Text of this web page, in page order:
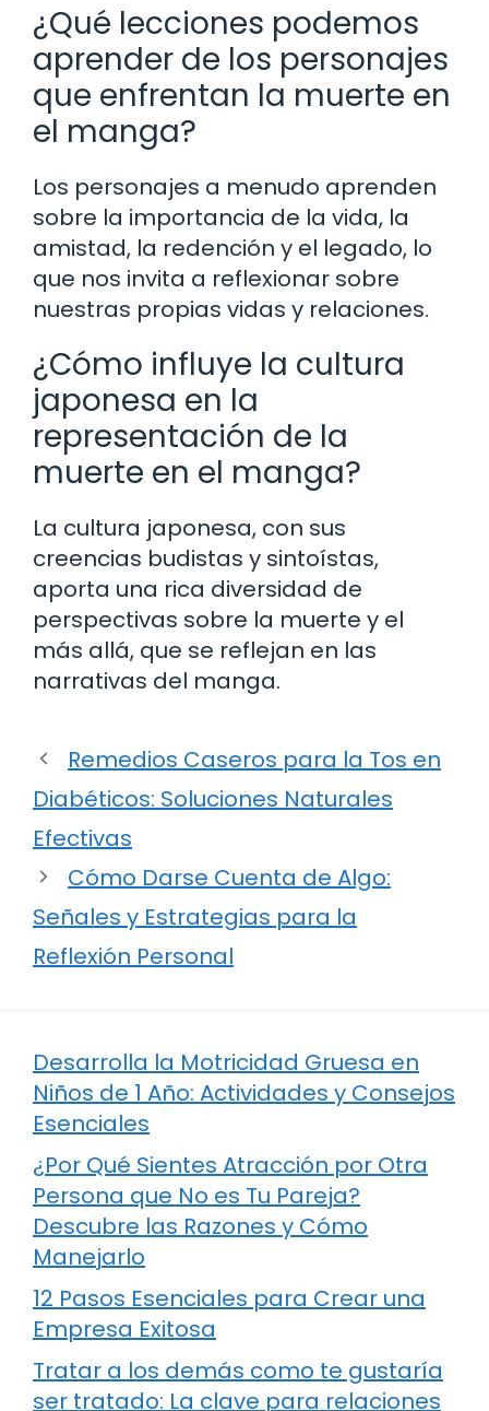
¿Qué lecciones podemos
aprender de los personajes
que enfrentan la muerte en
el manga?
Los personajes a menudo aprenden
sobre la importancia de la vida, la
amistad, la redención y el legado, lo
que nos invita a reflexionar sobre
nuestras propias vidas y relaciones.
¿Cómo influye la cultura
japonesa en la
representación de la
muerte en el manga?
La cultura japonesa, con sus
creencias budistas y sintoístas,
aporta una rica diversidad de
perspectivas sobre la muerte y el
más allá, que se reflejan en las
narrativas del manga.
Remedios Caseros para la Tos en
Diabéticos: Soluciones Naturales
Efectivas
Cómo Darse Cuenta de Algo:
Señales y Estrategias para la
Reflexión Personal
Desarrolla la Motricidad Gruesa en
Niños de 1 Año: Actividades y Consejos
Esenciales
¿Por Qué Sientes Atracción por Otra
Persona que No es Tu Pareja?
Descubre las Razones y Cómo
Manejarlo
12 Pasos Esenciales para Crear una
Empresa Exitosa
Tratar a los demás como te gustaría
ser tratado: La clave para relaciones